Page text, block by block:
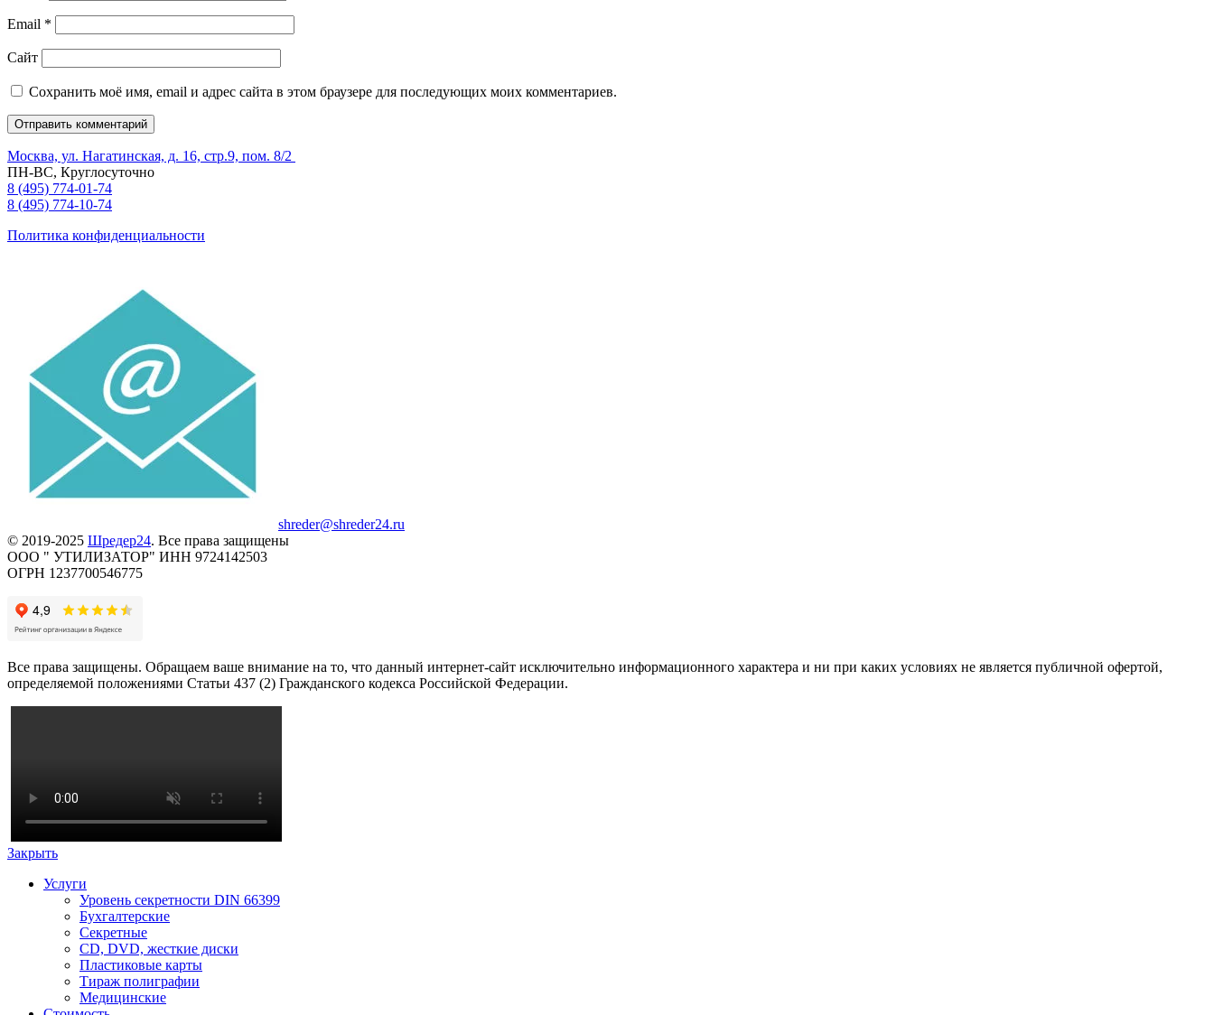
Email *
Сайт
Сохранить моё имя, email и адрес сайта в этом браузере для последующих моих комментариев.
Москва, ул. Нагатинская, д. 16, стр.9, пом. 8/2
ПН-ВС, Круглосуточно
8 (495) 774-01-74
8 (495) 774-10-74
Политика конфиденциальности
shreder@shreder24.ru
© 2019-2025 Шредер24. Все права защищены
ООО " УТИЛИЗАТОР" ИНН 9724142503
ОГРН 1237700546775
Все права защищены. Обращаем ваше внимание на то, что данный интернет-сайт исключительно информационного характера и ни при каких условиях не является публичной офертой,
определяемой положениями Статьи 437 (2) Гражданского кодекса Российской Федерации.
Закрыть
Услуги
Уровень секретности DIN 66399
Бухгалтерские
Секретные
CD, DVD, жесткие диски
Пластиковые карты
Тираж полиграфии
Медицинские